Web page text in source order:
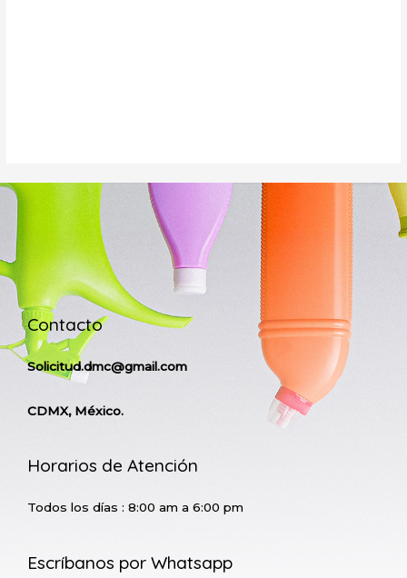
Contacto
Solicitud.dmc@gmail.com
CDMX, México.
Horarios de Atención
Todos los días : 8:00 am a 6:00 pm
Escríbanos por Whatsapp